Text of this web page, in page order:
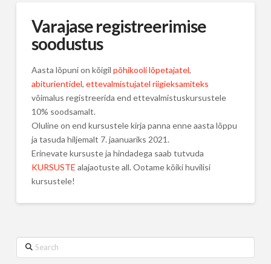
Varajase registreerimise
soodustus
Aasta lõpuni on kõigil põhikooli lõpetajatel,
abiturientidel, ettevalmistujatel riigieksamiteks
võimalus registreerida end ettevalmistuskursustele
10% soodsamalt.
Oluline on end kursustele kirja panna enne aasta lõppu
ja tasuda hiljemalt 7. jaanuariks 2021.
Erinevate kursuste ja hindadega saab tutvuda
KURSUSTE alajaotuste all. Ootame kõiki huvilisi
kursustele!
Search